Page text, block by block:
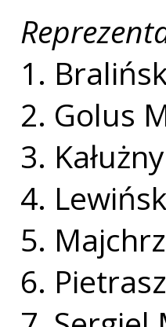
1.
2. Golus
3.
4.
5.
6.